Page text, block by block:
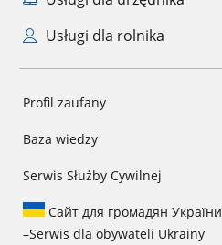
Usługi dla rolnika
Profil zaufany
Baza wiedzy
Serwis Służby Cywilnej
Сайт для громадян України
–Serwis dla obywateli Ukrainy